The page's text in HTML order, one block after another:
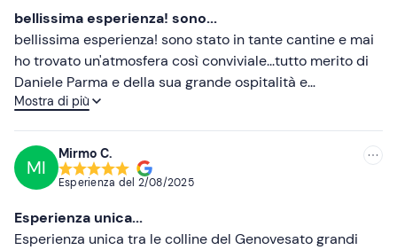
da vicino tutto il processo che porta alla nascita del
vino. La degustazione è stata eccellente: vini di altissima
qualità accompagnati da un tagliere abbondante e ricco
di prodotti selezionati, il tutto arricchito dal racconto
dettagliato di ogni etichetta e della storia che la
accompagna. Colpisce soprattutto la tradizione di
merita davvero di essere tramandata. Esperienza super!
bellissima esperienza! sono...
bellissima esperienza! sono stato in tante cantine e mai
ho trovato un'atmosfera così conviviale...tutto merito di
Daniele Parma e della sua grande ospitalità e
cordialità...Da lui trasuda tutta la sua passione per quello
pre cena e ci dispiaceva lasciare la cantina da quanto ci
trovavamo bene...Non vediamo l'ora arrivi la stagione
calda per poter visitare la location estiva di Sestri
Levante e fare una vertical dei suoi vini bianchi...Dovete
assolutamente provare!
Mostra di più
MI
Mirmo C.
Esperienza del 2/08/2025
Esperienza unica...
Esperienza unica tra le colline del Genovesato grandi